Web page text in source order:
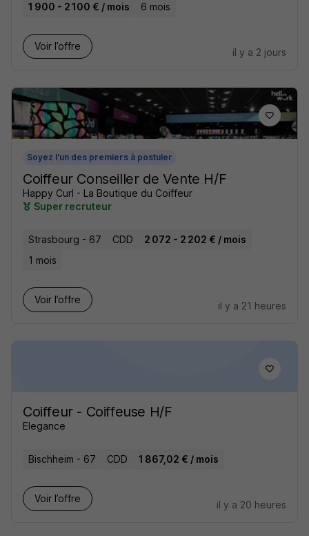
1 900 - 2 100 € / mois
6 mois
Voir l’offre
il y a 2 jours
Soyez l'un des premiers à postuler
Coiffeur Conseiller de Vente H/F
Happy Curl - La Boutique du Coiffeur
Super recruteur
Strasbourg - 67 CDD
2 072 - 2 202 € / mois
1 mois
Voir l’offre
il y a 21 heures
Coiffeur - Coiffeuse H/F
Elegance
Bischheim - 67 CDD 1 867,02 € / mois
Voir l’offre
il y a 20 heures